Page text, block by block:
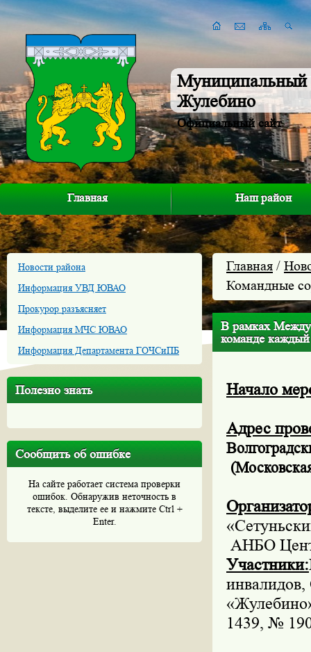
Муниципальный
Жулебино
Официальный сайт
Главная Наш район
Новости района
Информация УВД ЮВАО
Прокурор разъясняет
Информация МЧС ЮВАО
Информация Департамента ГОЧСиПБ
Полезно знать
Сообщить об ошибке
На сайте работает система проверки
ошибок. Обнаружив неточность в
тексте, выделите ее и нажмите Ctrl +
Enter.
Главная /
Командные
В рамках
команде
Начало
Адрес
(
АНБО
Участники:
1439, №